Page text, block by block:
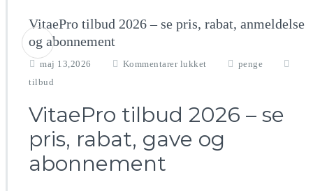
VitaePro tilbud 2026 – se pris, rabat, anmeldelse
og abonnement
maj 13,2026 Kommentarer lukket
2026
–
se
pris,
penge
tilbud
VitaePro tilbud 2026 – se
pris, rabat, gave og
abonnement